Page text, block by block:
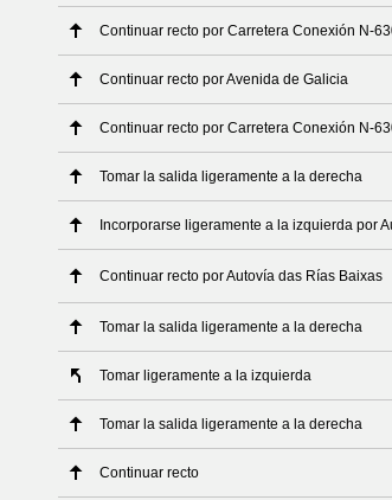
Continuar recto por Carretera Conexión N-
Continuar recto por Avenida de Galicia
Continuar recto por Carretera Conexión N-
Tomar la salida ligeramente a la derecha
Incorporarse ligeramente a la izquierda por
Continuar recto por Autovía das Rías Baixas
Tomar la salida ligeramente a la derecha
Tomar ligeramente a la izquierda
Tomar la salida ligeramente a la derecha
Continuar recto